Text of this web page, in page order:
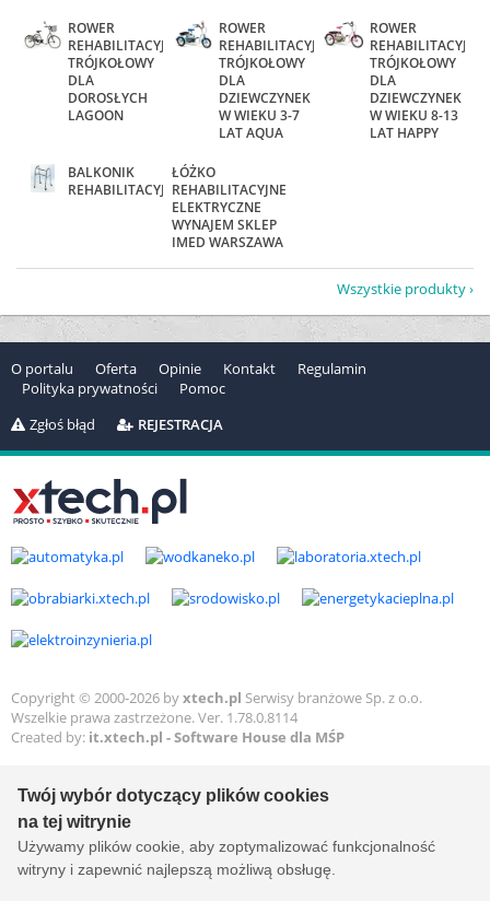
Twój wybór dotyczący plików cookies
na tej witrynie
Używamy plików cookie, aby zoptymalizować funkcjonalność
witryny i zapewnić najlepszą możliwą obsługę.
ŁÓŻKO
REHABILITACYJNE
ELEKTRYCZNE
WYNAJEM SKLEP
IMED WARSZAWA
ROWER
REHABILITACYJNY
TRÓJKOŁOWY
DLA
DOROSŁYCH
LAGOON
ROWER
REHABILITACYJNY
TRÓJKOŁOWY
DLA
DZIEWCZYNEK
W WIEKU 3-7
LAT AQUA
ROWER
REHABILITACYJNY
TRÓJKOŁOWY
DLA
DZIEWCZYNEK
W WIEKU 8-13
LAT HAPPY
BALKONIK
REHABILITACYJNY
Wszystkie produkty
O portalu Oferta Opinie Kontakt
Regulamin
Polityka prywatności
Pomoc
Zgłoś błąd
REJESTRACJA
Copyright © 2000-2026 byxtech.pl Serwisy branżowe Sp. z o.o.
Wszelkie prawa zastrzeżone. Ver. 1.78.0.8114
Created by: it.xtech.pl - Software House dla MŚP